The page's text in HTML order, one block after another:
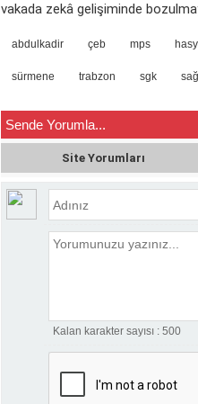
vakada zekâ gelişiminde
abdulkadir çeb mps
sürmene trabzon sgk
Sende Yorumla...
Site Yorumları
Kalan karakter sayısı : 500